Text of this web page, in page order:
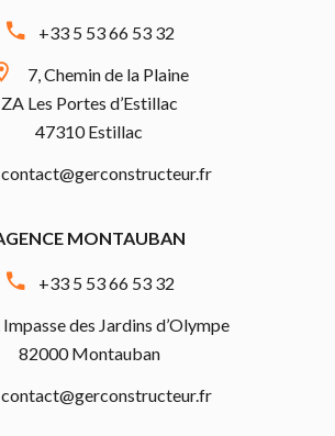
+33 5 53 66 53 32
7, Chemin de la Plaine
ZA Les Portes d’Estillac
47310 Estillac
contact@gerconstructeur.fr
MONTAUBAN
+33 5 53 66 53 32
Impasse des Jardins d’Olympe
82000 Montauban
contact@gerconstructeur.fr